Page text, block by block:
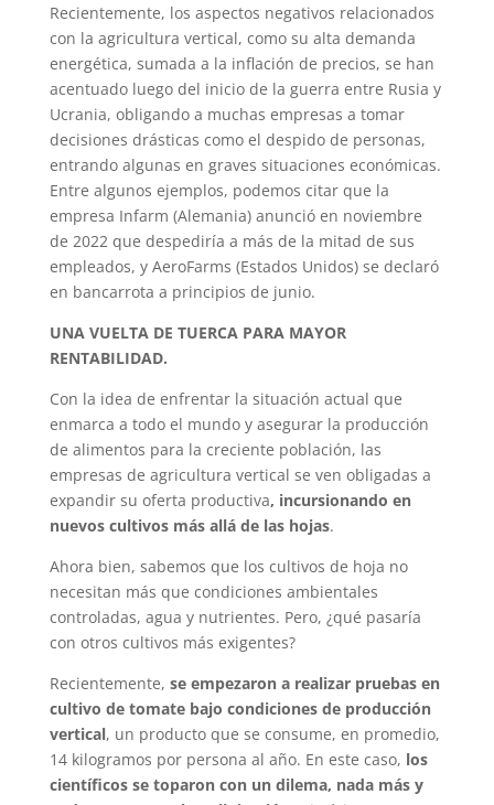
Recientemente, los aspectos negativos relacionados
con la agricultura vertical, como su alta demanda
energética, sumada a la inflación de precios, se han
acentuado luego del inicio de la guerra entre Rusia y
Ucrania, obligando a muchas empresas a tomar
decisiones drásticas como el despido de personas,
entrando algunas en graves situaciones económicas.
Entre algunos ejemplos, podemos citar que la
empresa Infarm (Alemania) anunció en noviembre
de 2022 que despediría a más de la mitad de sus
empleados, y AeroFarms (Estados Unidos) se declaró
en bancarrota a principios de junio.
UNA VUELTA DE TUERCA PARA MAYOR
RENTABILIDAD.
Con la idea de enfrentar la situación actual que
enmarca a todo el mundo y asegurar la producción
de alimentos para la creciente población, las
empresas de agricultura vertical se ven obligadas a
expandir su oferta productiva, incursionando en
nuevos cultivos más allá de las hojas.
Ahora bien, sabemos que los cultivos de hoja no
necesitan más que condiciones ambientales
controladas, agua y nutrientes. Pero, ¿qué pasaría
con otros cultivos más exigentes?
Recientemente, se empezaron a realizar pruebas en
cultivo de tomate bajo condiciones de producción
vertical, un producto que se consume, en promedio,
14 kilogramos por persona al año. En este caso, los
científicos se toparon con un dilema, nada más y